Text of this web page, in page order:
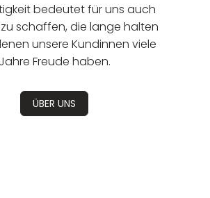
bedeutet für uns auch
schaffen, die lange halten
unsere Kundinnen viele
Jahre Freude haben.
ÜBER UNS